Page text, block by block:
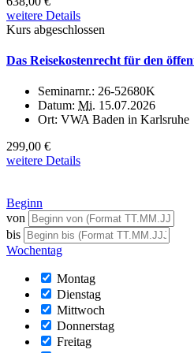
weitere Details
Kurs abgeschlossen
Das Reisekostenrecht für den
Seminarnr.: 26-52680K
Datum: Mi. 15.07.2026
Ort: VWA Baden in Karlsruhe
299,00 €
weitere Details
Beginn
von
bis
Wochentag
Montag
Dienstag
Mittwoch
Donnerstag
Freitag